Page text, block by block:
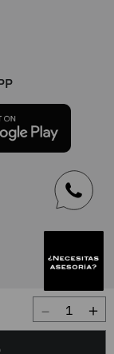
＋
－
0101 - Resto del